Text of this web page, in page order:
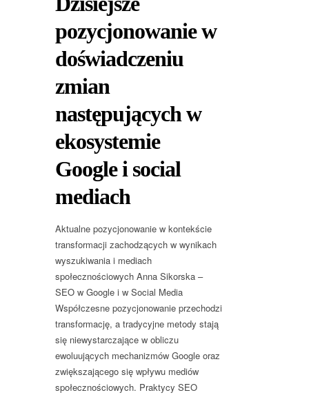
pozycjonowanie w
doświadczeniu
zmian
następujących w
ekosystemie
Google i social
mediach
Aktualne pozycjonowanie w kontekście
transformacji zachodzących w wynikach
wyszukiwania i mediach
społecznościowych Anna Sikorska –
SEO w Google i w Social Media
Współczesne pozycjonowanie przechodzi
transformację, a tradycyjne metody stają
się niewystarczające w obliczu
ewoluujących mechanizmów Google oraz
zwiększającego się wpływu mediów
społecznościowych. Praktycy SEO